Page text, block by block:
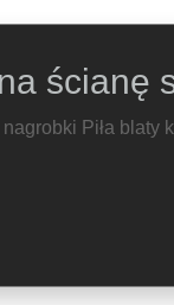
ścianę
Piła